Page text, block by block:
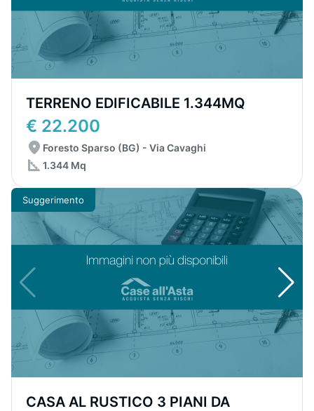
TERRENO EDIFICABILE 1.344MQ
€ 22.200
Foresto Sparso (BG) - Via Cavaghi
1.344 Mq
Suggerimento
CASA AL RUSTICO 3 PIANI DA